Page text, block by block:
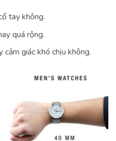
tay không.
quá rộng.
giác khó chịu không.